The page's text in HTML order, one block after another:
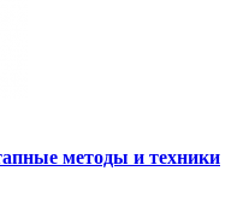
методы и техники